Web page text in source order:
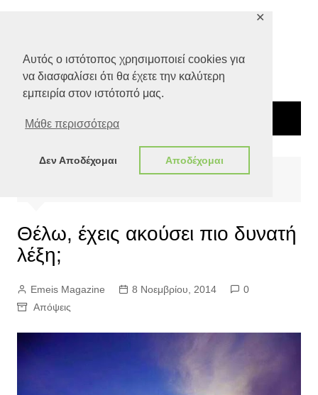
Αυτός ο ιστότοπος χρησιμοποιεί cookies για
να διασφαλίσει ότι θα έχετε την καλύτερη
εμπειρία στον ιστότοπό μας.
Μάθε περισσότερα
Δεν Αποδέχομαι Αποδέχομαι
✕
Θέλω, έχεις ακούσει πιο δυνατή
λέξη;
Emeis Magazine 8 Νοεμβρίου, 2014
0
Απόψεις